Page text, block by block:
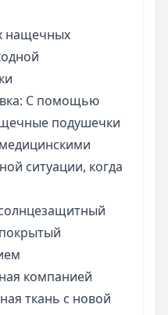
нащечных
С помощью
подушечки
ситуации, когда
компанией
ткань с новой